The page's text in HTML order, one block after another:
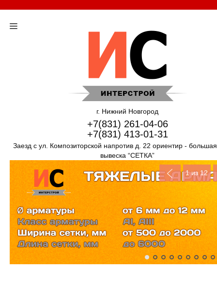
г. Нижний Новгород
+7(831) 261-04-06
+7(831) 413-01-31
Заезд с ул. Композиторской напротив д. 22 ориентир -
вывеска “СЕТКА”
1из 12